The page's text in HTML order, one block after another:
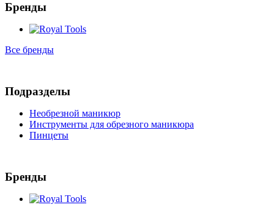
Бренды
Все бренды
Подразделы
Необрезной маникюр
Инструменты для обрезного маникюра
Пинцеты
Бренды